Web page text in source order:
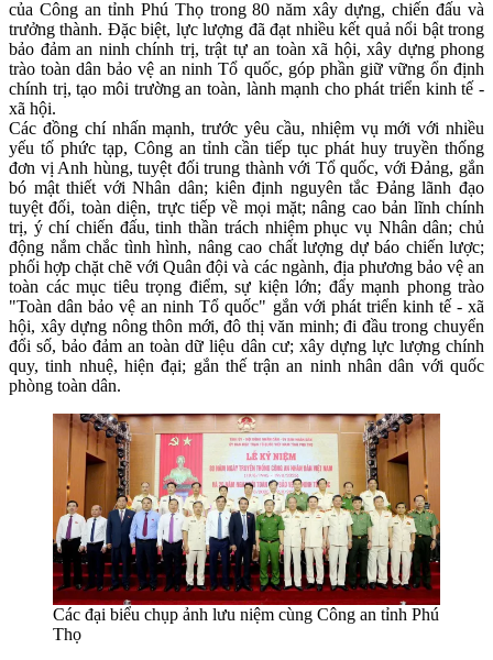
của Công an tỉnh Phú Thọ trong 80 năm xây dựng, chiến đấu và
trưởng thành. Đặc biệt, lực lượng đã đạt nhiều kết quả nổi bật trong
bảo đảm an ninh chính trị, trật tự an toàn xã hội, xây dựng phong
trào toàn dân bảo vệ an ninh Tổ quốc, góp phần giữ vững ổn định
chính trị, tạo môi trường an toàn, lành mạnh cho phát triển kinh tế -
xã hội.
Các đồng chí nhấn mạnh, trước yêu cầu, nhiệm vụ mới với nhiều
yếu tố phức tạp, Công an tỉnh cần tiếp tục phát huy truyền thống
đơn vị Anh hùng, tuyệt đối trung thành với Tổ quốc, với Đảng, gắn
bó mật thiết với Nhân dân; kiên định nguyên tắc Đảng lãnh đạo
tuyệt đối, toàn diện, trực tiếp về mọi mặt; nâng cao bản lĩnh chính
trị, ý chí chiến đấu, tinh thần trách nhiệm phục vụ Nhân dân; chủ
động nắm chắc tình hình, nâng cao chất lượng dự báo chiến lược;
phối hợp chặt chẽ với Quân đội và các ngành, địa phương bảo vệ an
toàn các mục tiêu trọng điểm, sự kiện lớn; đẩy mạnh phong trào
"Toàn dân bảo vệ an ninh Tổ quốc" gắn với phát triển kinh tế - xã
hội, xây dựng nông thôn mới, đô thị văn minh; đi đầu trong chuyển
đổi số, bảo đảm an toàn dữ liệu dân cư; xây dựng lực lượng chính
quy, tinh nhuệ, hiện đại; gắn thế trận an ninh nhân dân với quốc
phòng toàn dân.
Các đại biểu chụp ảnh lưu niệm cùng Công an tỉnh Phú
Thọ